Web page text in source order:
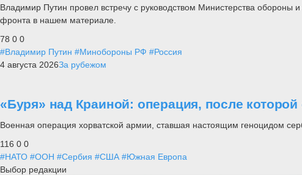
Владимир Путин провел встречу с руководством Министерства обороны
фронта в нашем материале.
78 0 0
#Владимир Путин #Минобороны РФ #Россия
4 августа 2026За рубежом
«Буря» над Краиной: операция, после
Военная операция хорватской армии, ставшая настоящим геноцидом
116 0 0
#НАТО #ООН #Сербия #США #Южная Европа
Выбор редакции